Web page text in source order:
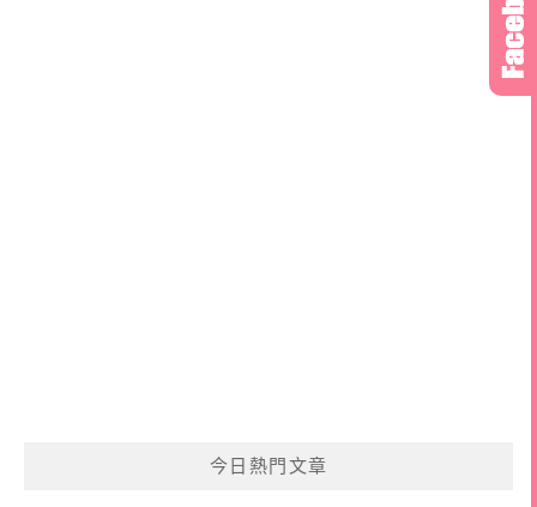
今日熱門文章